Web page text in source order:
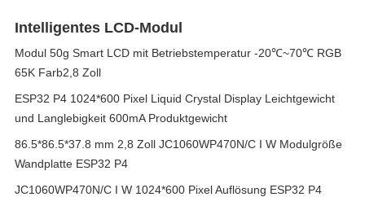
Intelligentes LCD-Modul
Modul 50g Smart LCD mit Betriebstemperatur -20℃~70℃ RGB
65K Farb2,8 Zoll
ESP32 P4 1024*600 Pixel Liquid Crystal Display Leichtgewicht
und Langlebigkeit 600mA Produktgewicht
86.5*86.5*37.8 mm 2,8 Zoll JC1060WP470N/C I W Modulgröße
Wandplatte ESP32 P4
JC1060WP470N/C I W 1024*600 Pixel Auflösung ESP32 P4